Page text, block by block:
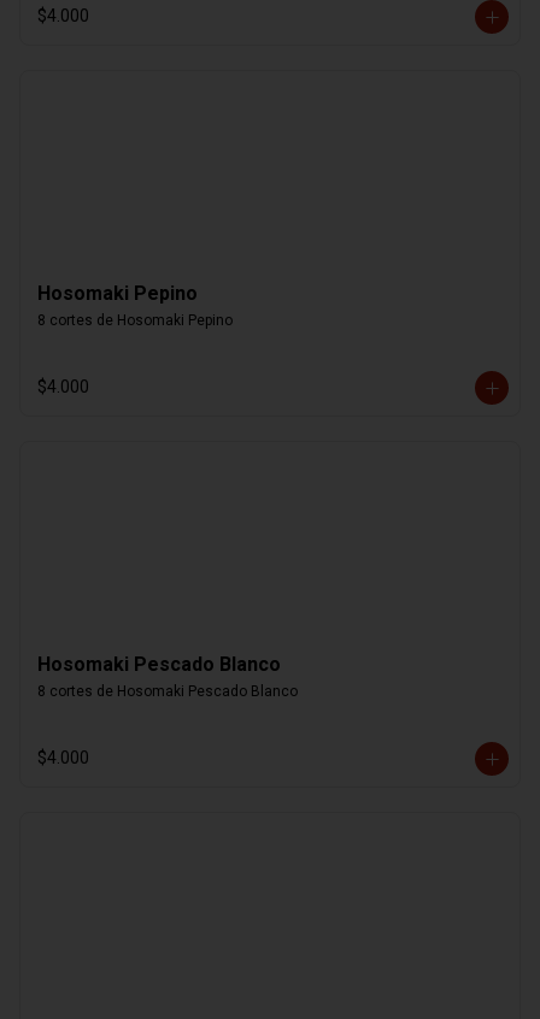
$4.000
Hosomaki Pepino
8 cortes de Hosomaki Pepino
$4.000
Hosomaki Pescado Blanco
8 cortes de Hosomaki Pescado Blanco
$4.000